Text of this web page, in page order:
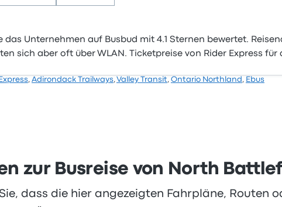
das Unternehmen auf Busbud mit 4.1 Sternen bewertet.
sich aber oft über WLAN. Ticketpreise von Rider Express für
, Adirondack Trailways,Valley Transit, Ontario Northland , Ebus
zur Busreise von North
dass die hier angezeigten Fahrpläne, Routen